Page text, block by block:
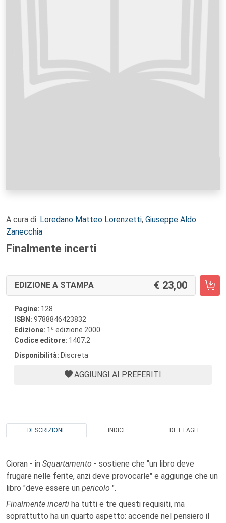
A cura di: Loredano Matteo Lorenzetti, Giuseppe Aldo
Zanecchia
Finalmente incerti
EDIZIONE A STAMPA 23,00
Pagine: 128
ISBN: 9788846423832
Edizione: 1 a edizione 2000
Codice editore: 1407.2
Disponibilità: Discreta
AGGIUNGI AI PREFERITI
DESCRIZIONE INDICE DETTAGLI
Cioran - in Squartamento - sostiene che "un libro deve
frugare nelle ferite, anzi deve provocarle" e aggiunge che un
libro "deve essere un pericolo ".
Finalmente incerti ha tutti e tre questi requisiti, ma
soprattutto ha un quarto aspetto: accende nel pensiero il